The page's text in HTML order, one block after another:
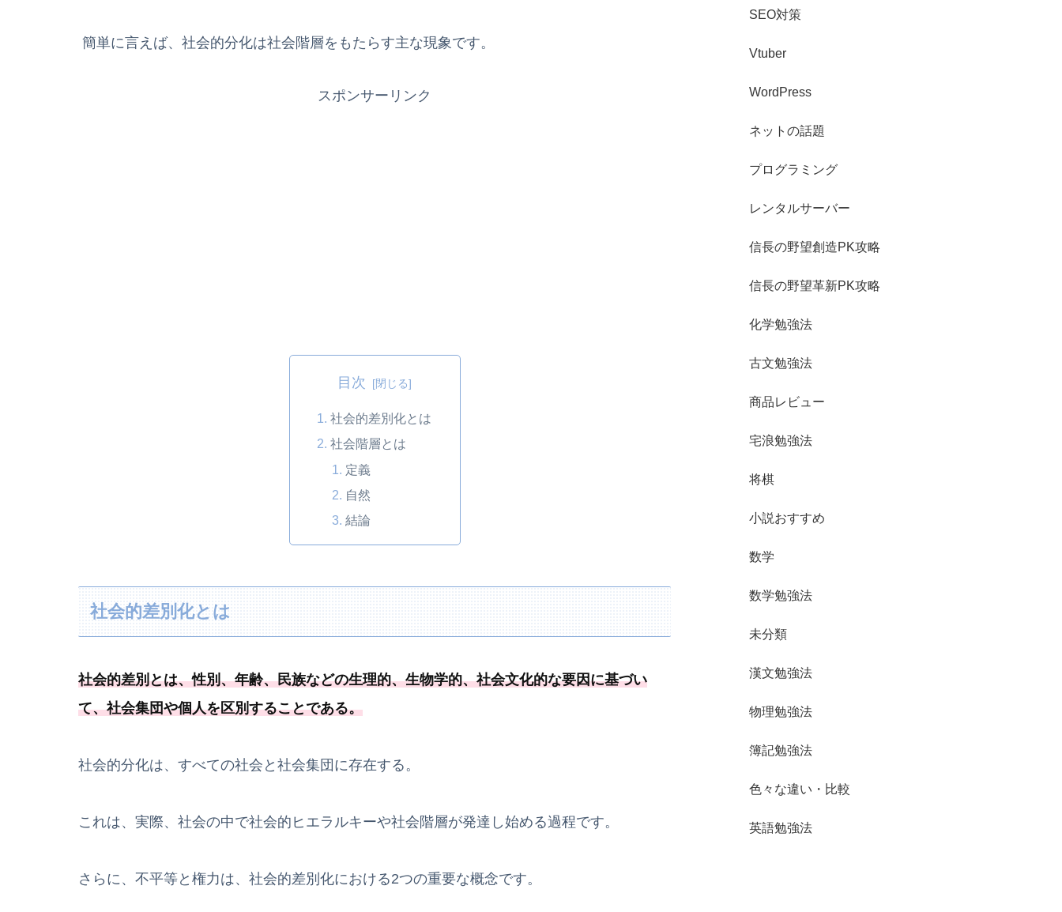
簡単に言えば、社会的分化は社会階層をもたらす主な現象です。
スポンサーリンク
目次
社会的差別化とは
社会階層とは
定義
自然
結論
社会的差別化とは
社会的差別とは、性別、年齢、民族などの生理的、生物学的、社会文化的な要因に基づい
て、社会集団や個人を区別することである。
社会的分化は、すべての社会と社会集団に存在する。
これは、実際、社会の中で社会的ヒエラルキーや社会階層が発達し始める過程です。
さらに、不平等と権力は、社会的差別化における2つの重要な概念です。
SEO対策
Vtuber
WordPress
ネットの話題
プログラミング
レンタルサーバー
信長の野望創造PK攻略
信長の野望革新PK攻略
化学勉強法
古文勉強法
商品レビュー
宅浪勉強法
将棋
小説おすすめ
数学
数学勉強法
未分類
漢文勉強法
物理勉強法
簿記勉強法
色々な違い・比較
英語勉強法